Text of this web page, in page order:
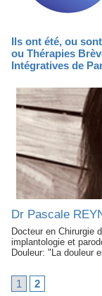
Ils ont été, ou
ou Thérapies
Intégratives de
Dr Pascale
Docteur en Chirurgie
implantologie et
Douleur: "La douleur
1 2